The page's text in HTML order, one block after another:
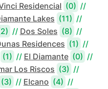
Residencial (0) //
Lakes (11) //
// Dos Soles (8) //
Residences (1) //
(1) // El Diamante (0) //
Los Riscos (3) //
(3) // Elcano (4) //